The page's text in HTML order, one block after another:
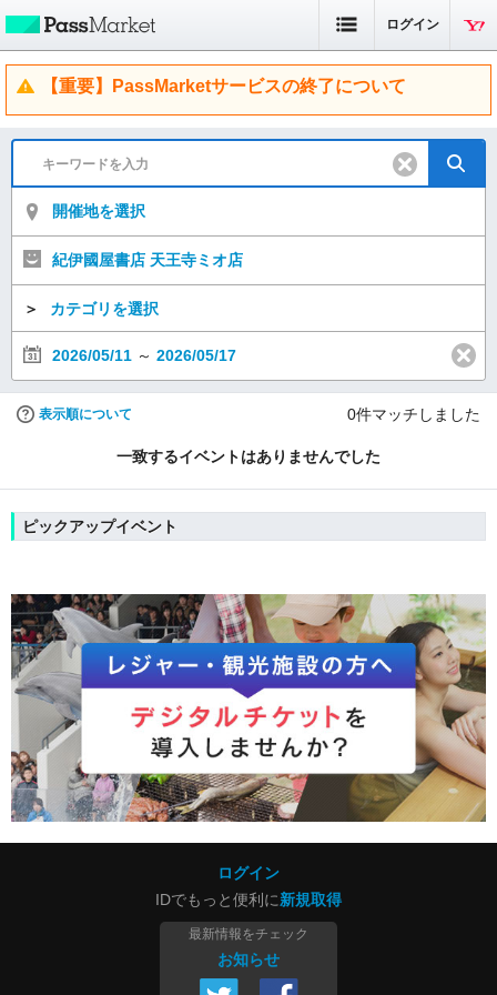
ログイン
【重要】PassMarketサービスの終了について
開催地を選択
紀伊國屋書店 天王寺ミオ店
＞ カテゴリを選択
2026/05/11 ～ 2026/05/17
表示順について 0件マッチしました
一致するイベントはありませんでした
ピックアップイベント
ログイン
IDでもっと便利に新規取得
最新情報をチェック
お知らせ